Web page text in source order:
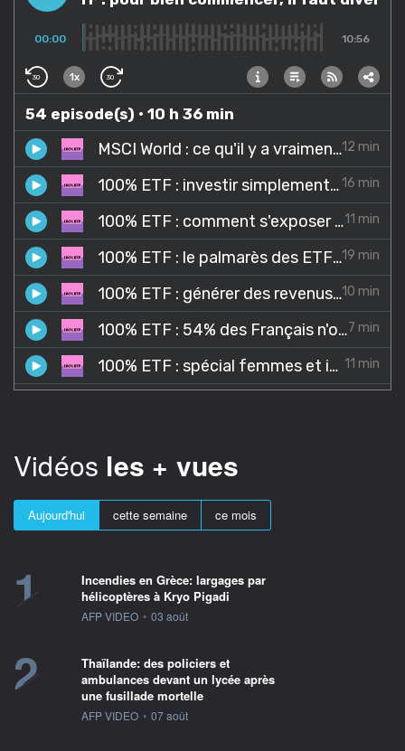
Vidéos les + vues
Aujourd'hui cette semaine ce mois
1
Incendies en Grèce: largages par
hélicoptères à Kryo Pigadi
information fournie par
AFP VIDEO • 03 août
2
Thaïlande: des policiers et
ambulances devant un lycée après
une fusillade mortelle
information fournie par
AFP VIDEO • 07 août